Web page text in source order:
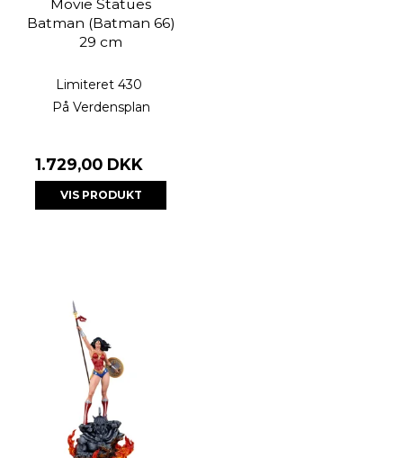
Movie Statues
Batman (Batman 66)
29 cm
Limiteret 430
På Verdensplan
1.729,00 DKK
VIS PRODUKT